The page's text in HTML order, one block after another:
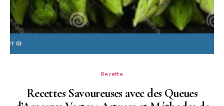
Recette
Recettes Savoureuses avec des Queues